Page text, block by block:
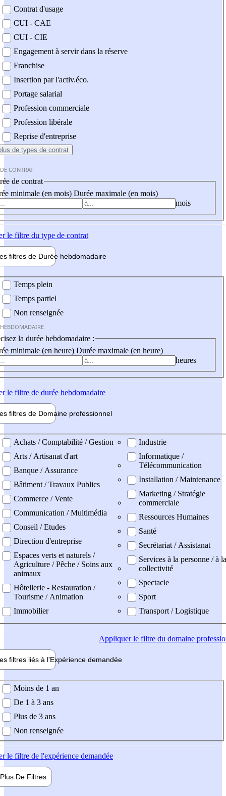
Contrat d'usage
CUI - CAE
CUI - CIE
Engagement à servir dans la réserve
Franchise
Insertion par l'activ.éco.
Portage salarial
Profession commerciale
Profession libérale
Reprise d'entreprise
de types de contrat
CONTRAT
de contrat
minimale (en mois) Durée maximale (en mois)
mois
le filtre du type de contrat
filtres de Durée hebdomadaire
Temps plein
Temps partiel
Non renseignée
la durée hebdomadaire :
minimale (en heure) Durée maximale (en heure)
heures
le filtre de durée hebdomadaire
filtres de Domaine professionnel
professionel
Achats / Comptabilité / Gestion
Arts / Artisanat d'art
Banque / Assurance
Bâtiment / Travaux Publics
Commerce / Vente
Communication / Multimédia
Conseil / Etudes
Direction d'entreprise
Espaces verts et naturels /
Agriculture / Pêche / Soins aux
animaux
Hôtellerie - Restauration /
Tourisme / Animation
Immobilier
Industrie
Informatique /
Télécommunication
Installation / Maintenance
Marketing / Stratégie
commerciale
Ressources Humaines
Santé
Secrétariat / Assistanat
Services à la personne / à la
collectivité
Spectacle
Sport
Transport / Logistique
Appliquerle filtre du domaine
filtres liés à l'Expérience demandée
demandée
Moins de 1 an
De 1 à 3 ans
Plus de 3 ans
Non renseignée
le filtre de l'expérience demandée
Plus De Filtres